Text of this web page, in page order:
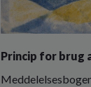
Princip for brug